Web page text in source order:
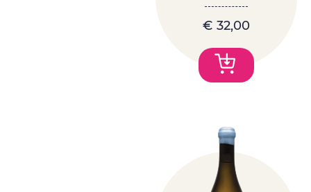
€ 32,00